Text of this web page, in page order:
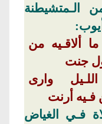
الـمتشيطنة
ما ألاقـيه من
جنت
وارى
فـيه أرنت
فـي
الغياض